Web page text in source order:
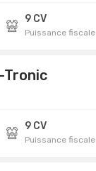
9 CV
Puissance fiscale
Tronic
9 CV
Puissance fiscale